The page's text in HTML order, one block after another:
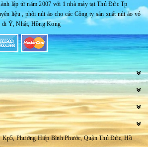
lập từ năm 2007 với 1 nhà máy tại Thủ Đức Tp
liệu , phôi nút áo cho các Công ty sản xuất nút áo vỏ
đi Ý, Nhật, Hồng Kong
Kp5, Phường Hiệp Bình Phước, Quận Thủ Đức, Hồ